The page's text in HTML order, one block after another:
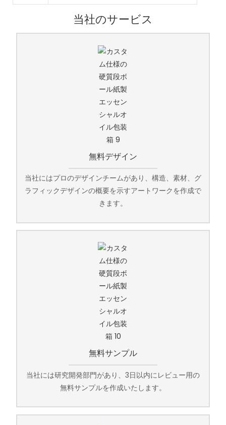
当社のサービス
無料デザイン
当社にはプロのデザインチームがあり、構造、素材、グ
ラフィックデザインの概要を示すアートワークを作成で
きます。
無料サンプル
当社には研究開発部門があり、3日以内にレビュー用の
無料サンプルを作成いたします。